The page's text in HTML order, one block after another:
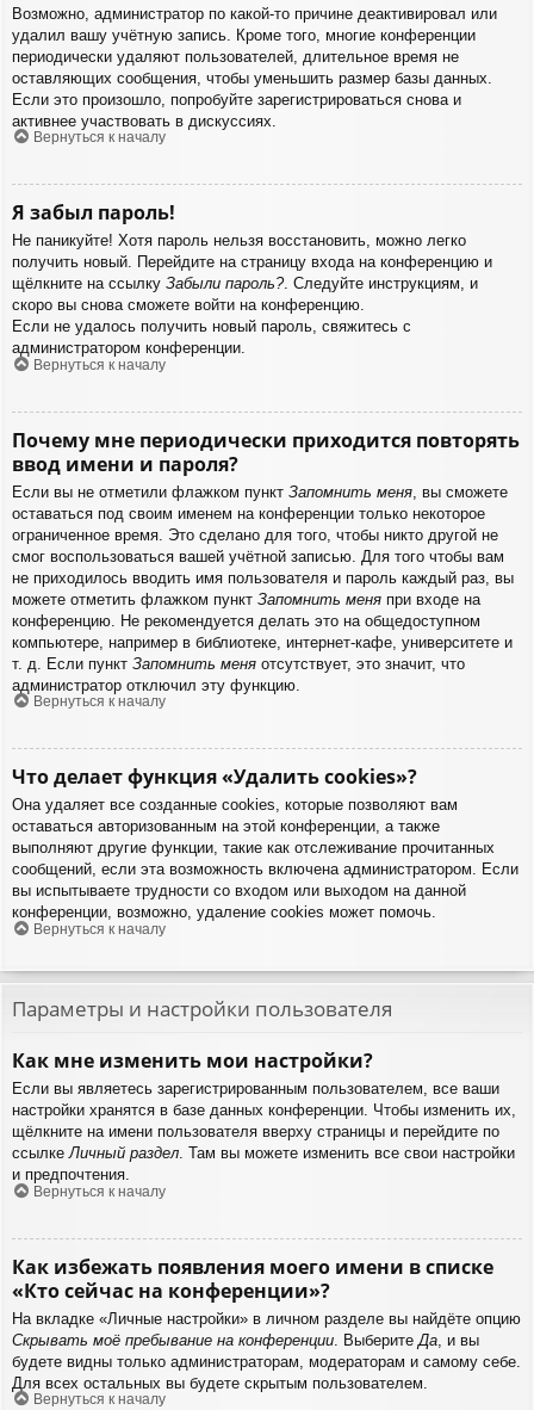
Возможно, администратор по какой-то причине деактивировал или
удалил вашу учётную запись. Кроме того, многие конференции
периодически удаляют пользователей, длительное время не
оставляющих сообщения, чтобы уменьшить размер базы данных.
Если это произошло, попробуйте зарегистрироваться снова и
активнее участвовать в дискуссиях.
Вернуться к началу
Я забыл пароль!
Не паникуйте! Хотя пароль нельзя восстановить, можно легко
получить новый. Перейдите на страницу входа на конференцию и
щёлкните на ссылку Забыли пароль?. Следуйте инструкциям, и
скоро вы снова сможете войти на конференцию.
Если не удалось получить новый пароль, свяжитесь с
администратором конференции.
Вернуться к началу
Почему мне периодически приходится повторять
ввод имени и пароля?
Если вы не отметили флажком пункт Запомнить меня , вы сможете
оставаться под своим именем на конференции только некоторое
ограниченное время. Это сделано для того, чтобы никто другой не
смог воспользоваться вашей учётной записью. Для того чтобы вам
не приходилось вводить имя пользователя и пароль каждый раз, вы
можете отметить флажком пункт Запомнить меня при входе на
конференцию. Не рекомендуется делать это на общедоступном
компьютере, например в библиотеке, интернет-кафе, университете и
т. д. Если пункт Запомнить меня отсутствует, это значит, что
администратор отключил эту функцию.
Вернуться к началу
Что делает функция «Удалить cookies»?
Она удаляет все созданные cookies, которые позволяют вам
оставаться авторизованным на этой конференции, а также
выполняют другие функции, такие как отслеживание прочитанных
сообщений, если эта возможность включена администратором. Если
вы испытываете трудности со входом или выходом на данной
конференции, возможно, удаление cookies может помочь.
Вернуться к началу
Параметры и настройки пользователя
Как мне изменить мои настройки?
Если вы являетесь зарегистрированным пользователем, все ваши
настройки хранятся в базе данных конференции. Чтобы изменить их,
щёлкните на имени пользователя вверху страницы и перейдите по
ссылкеЛичный раздел. Там вы можете изменить все свои настройки
и предпочтения.
Вернуться к началу
Как избежать появления моего имени в списке
«Кто сейчас на конференции»?
На вкладке «Личные настройки» в личном разделе вы найдёте опцию
Скрывать моё пребывание на конференции . Выберите Да , и вы
будете видны только администраторам, модераторам и самому себе.
Для всех остальных вы будете скрытым пользователем.
Вернуться к началу